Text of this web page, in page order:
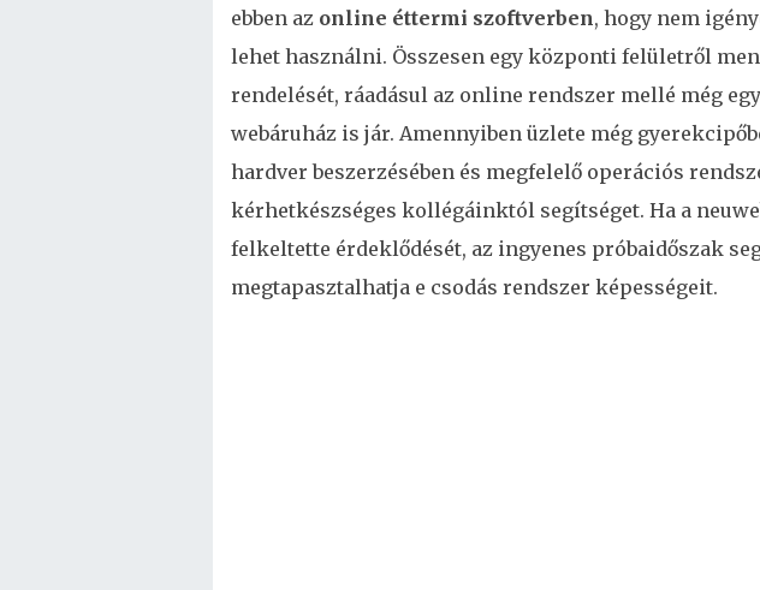
ebben az online éttermi szoftverben, hogy nem
lehet használni. Összesen egy központi felületről
rendelését, ráadásul az online rendszer mellé még
webáruház is jár. Amennyiben üzlete még
hardver beszerzésében és megfelelő operációs
kérhetkészséges kollégáinktól segítséget. Ha a
felkeltette érdeklődését, az ingyenes próbaidőszak
megtapasztalhatja e csodás rendszer képességeit.